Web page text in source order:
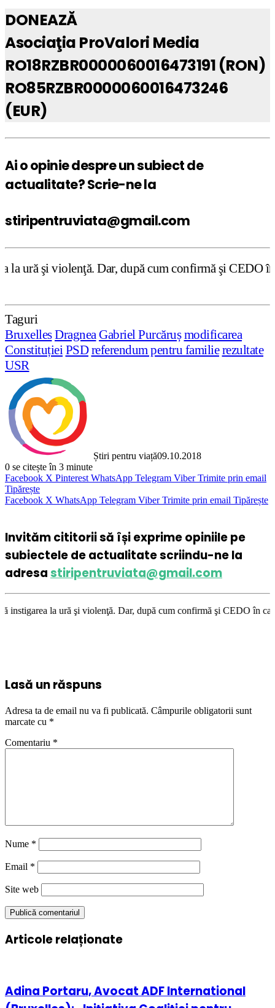
DONEAZĂ
Asociaţia ProValori Media
RO18RZBR0000060016473191 (RON)
RO85RZBR0000060016473246
(EUR)
Ai o opinie despre un subiect de
actualitate? Scrie-ne la
stiripentruviata@gmail.com
după cum confirmă şi CEDO în cazul
Taguri
BruxellesDragneaGabriel Purcăruș modificarea
Constituției PSD referendum pentru familie rezultate
USR
Știri pentru viață09.10.2018
0 se citește în 3 minute
Facebook X Pinterest WhatsApp Telegram Viber Trimite prin email
Tipărește
Facebook X WhatsApp Telegram Viber Trimite prin email Tipărește
Invităm cititorii să își exprime opiniile pe
subiectele de actualitate scriindu-ne la
adresastiripentruviata@gmail.com
violenţă. Dar, după cum confirmă şi CEDO în cazul Handyside
Lasă un răspuns
Adresa ta de email nu va fi publicată. Câmpurile obligatorii sunt
marcate cu *
Comentariu *
Nume *
Email *
Site web
Articole relaționate
Adina Portaru, Avocat ADF International